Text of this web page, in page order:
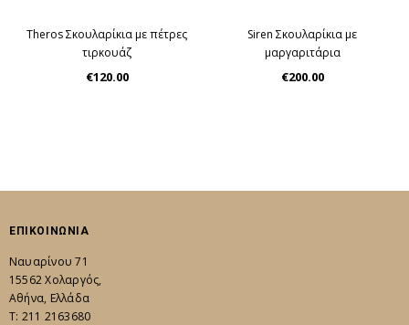
Theros Σκουλαρίκια με πέτρες
τιρκουάζ
€120.00
Siren Σκουλαρίκια με
μαργαριτάρια
€200.00
ΕΠΙΚΟΙΝΩΝΙΑ
Ναυαρίνου 71
15562 Χολαργός,
Αθήνα, Ελλάδα
Τ: 211 2163680